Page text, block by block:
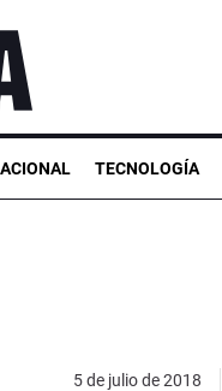
TECNOLOGÍA
5 de julio de 2018